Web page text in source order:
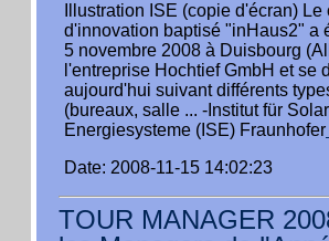
Illustration ISE (copie d'écran) Le
d'innovation baptisé "inHaus2" a
5 novembre 2008 à Duisbourg
l'entreprise Hochtief GmbH et se
aujourd'hui suivant différents
(bureaux, salle ... -Institut für
Energiesysteme (ISE) Fraunhofer
Date: 2008-11-15 14:02:23
TOUR MANAGER